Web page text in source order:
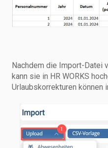
Nachdem die Import-Datei
kann sie in HR WORKS
Urlaubskorrekturen können